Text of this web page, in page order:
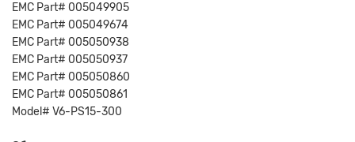
EMC Part# 005049905
EMC Part# 005049674
EMC Part# 005050938
EMC Part# 005050937
EMC Part# 005050860
EMC Part# 005050861
Model# V6-PS15-300